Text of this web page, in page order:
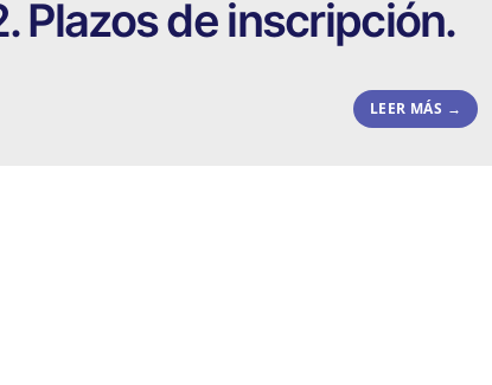
Plazos de inscripción.
LEER MÁS →